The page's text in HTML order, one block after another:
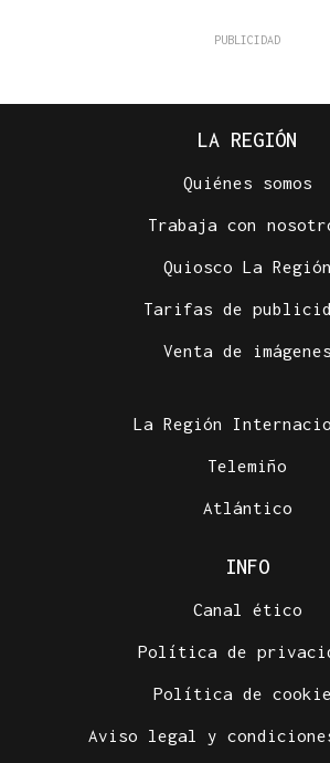
LA REGIÓN
Quiénes somos
Trabaja con
Quiosco La Región
Tarifas de
Venta de imágenes
La Región
Telemiño
Atlántico
INFO
Canal ético
Política de
Política de
Aviso legal y